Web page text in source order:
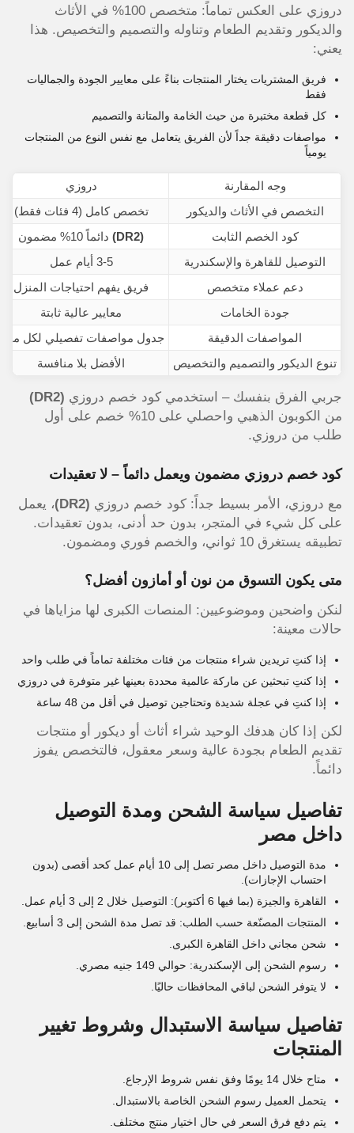
دروزي على العكس تماماً: متخصص 100% في الأثاث
والديكور وتقديم الطعام وتناوله والتصميم والتخصيص. هذا
يعني:
فريق المشتريات يختار المنتجات بناءً على معايير الجودة والجماليات
فقط
كل قطعة مختبرة من حيث الخامة والمتانة والتصميم
مواصفات دقيقة جداً لأن الفريق يتعامل مع نفس النوع من المنتجات
يومياً
وجه المقارنة
دروزي
التخصص في الأثاث والديكور
تخصص كامل (4 فئات فقط)
كود الخصم الثابت
(DR2)
دائماً 10% مضمون
التوصيل للقاهرة والإسكندرية
3-5 أيام عمل
دعم عملاء متخصص
فريق يفهم احتياجات المنزل
جودة الخامات
معايير عالية ثابتة
المواصفات الدقيقة
جدول مواصفات تفصيلي لكل
تنوع الديكور والتصميم والتخصيص
الأفضل بلا منافسة
جربي الفرق بنفسك – استخدمي كود خصم دروزي (DR2)
من الكوبون الذهبي واحصلي على 10% خصم على أول
طلب من دروزي.
كود خصم دروزي مضمون ويعمل دائماً – لا تعقيدات
مع دروزي، الأمر بسيط جداً: كود خصم دروزي (DR2)
، يعمل
على كل شيء في المتجر، بدون حد أدنى، بدون تعقيدات.
تطبيقه يستغرق 10 ثواني، والخصم فوري ومضمون.
متى يكون التسوق من نون أو أمازون أفضل؟
لنكن واضحين وموضوعيين: المنصات الكبرى لها مزاياها في
حالات معينة:
إذا كنتِ تريدين شراء منتجات من فئات مختلفة تماماً في طلب واحد
إذا كنتِ تبحثين عن ماركة عالمية محددة بعينها غير متوفرة في دروزي
إذا كنتِ في عجلة شديدة وتحتاجين توصيل في أقل من 48 ساعة
لكن إذا كان هدفك الوحيد شراء أثاث أو ديكور أو منتجات
تقديم الطعام بجودة عالية وسعر معقول، فالتخصص يفوز
دائماً.
تفاصيل سياسة الشحن ومدة التوصيل
داخل مصر
مدة التوصيل داخل مصر تصل إلى 10 أيام عمل كحد أقصى (بدون
احتساب الإجازات).
القاهرة والجيزة (بما فيها 6 أكتوبر): التوصيل خلال 2 إلى 3 أيام عمل.
المنتجات المصنّعة حسب الطلب: قد تصل مدة الشحن إلى 3 أسابيع.
شحن مجاني داخل القاهرة الكبرى.
رسوم الشحن إلى الإسكندرية: حوالي 149 جنيه مصري.
لا يتوفر الشحن لباقي المحافظات حاليًا.
تفاصيل سياسة الاستبدال وشروط تغيير
المنتجات
متاح خلال 14 يومًا وفق نفس شروط الإرجاع.
يتحمل العميل رسوم الشحن الخاصة بالاستبدال.
يتم دفع فرق السعر في حال اختيار منتج مختلف.